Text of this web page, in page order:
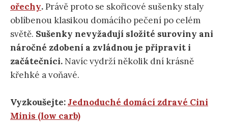
ořechy.Právě proto se skořicové sušenky staly
oblíbenou klasikou domácího pečení po celém
světě. Sušenky nevyžadují složité suroviny ani
náročné zdobení a zvládnou je připravit i
začátečníci. Navíc vydrží několik dní krásně
křehké a voňavé.
Vyzkoušejte:Jednoduché domácí zdravé Cini
Minis (low carb)